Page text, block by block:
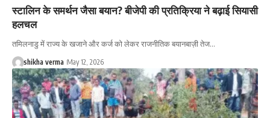
स्टालिन के समर्थन जैसा बयान? बीजेपी की प्रतिक्रिया ने बढ़ाई सियासी
हलचल
तमिलनाडु में राज्य के खजाने और कर्ज को लेकर राजनीतिक बयानबाज़ी तेज…
shikha verma May 12, 2026